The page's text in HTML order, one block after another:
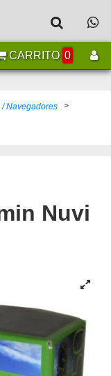
CARRITO 0
Navegadores >
Nuvi